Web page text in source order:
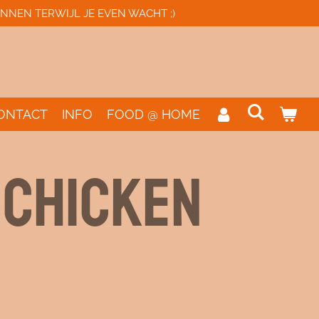
TERWIJL JE EVEN WACHT ;)
INFO FOOD @ HOME